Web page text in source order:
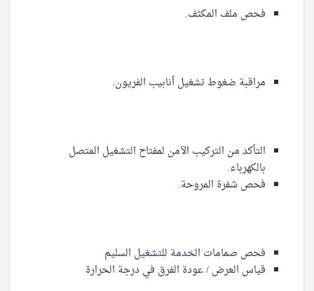
فحص ملف المكثف.
مراقبة ضغوط تشغيل أنابيب الفريون.
التأكد من التركيب الآمن لمفتاح التشغيل المتصل
بالكهرباء.
فحص شفرة المروحة.
فحص صمامات الخدمة للتشغيل السليم
قياس العرض / عودة الفرق في درجة الحرارة